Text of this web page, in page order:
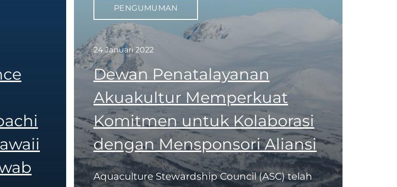
PENGUMUMAN
24 Januari 2022
Dewan Penatalayanan
Akuakultur Memperkuat
Komitmen untuk Kolaborasi
dengan Mensponsori Aliansi
Aquaculture Stewardship Council (ASC) telah